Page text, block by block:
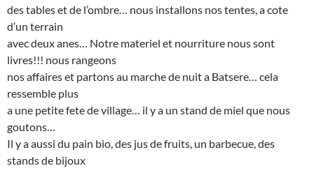
des tables et de l’ombre… nous installons nos tentes, a cote
d’un terrain
avec deux anes… Notre materiel et nourriture nous sont
livres!!! nous rangeons
nos affaires et partons au marche de nuit a Batsere… cela
ressemble plus
a une petite fete de village… il y a un stand de miel que nous
goutons…
Il y a aussi du pain bio, des jus de fruits, un barbecue, des
stands de bijoux